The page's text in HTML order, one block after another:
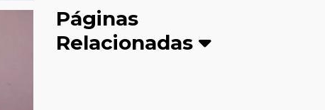
Páginas
Relacionadas